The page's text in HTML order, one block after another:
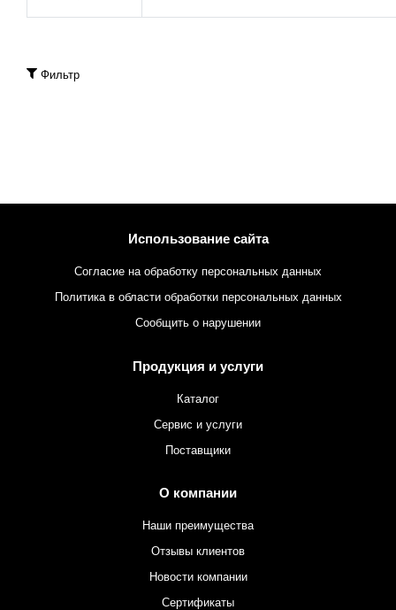
Фильтр
Использование сайта
Согласие на обработку персональных данных
Политика в области обработки персональных данных
Сообщить о нарушении
Продукция и услуги
Каталог
Сервис и услуги
Поставщики
О компании
Наши преимущества
Отзывы клиентов
Новости компании
Сертификаты